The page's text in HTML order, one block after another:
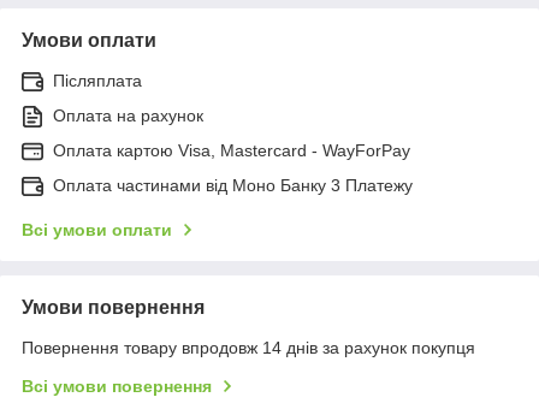
Умови оплати
Післяплата
Оплата на рахунок
Оплата картою Visa, Mastercard - WayForPay
Оплата частинами від Моно Банку 3 Платежу
Всі умови оплати
Умови повернення
Повернення товару впродовж 14 днів за рахунок покупця
Всі умови повернення